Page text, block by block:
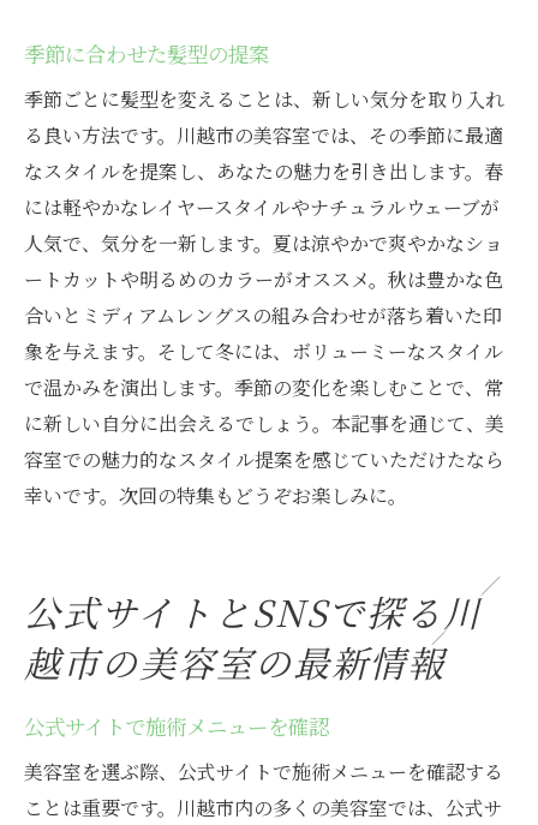
季節に合わせた髪型の提案
季節ごとに髪型を変えることは、新しい気分を取り入れ
る良い方法です。川越市の美容室では、その季節に最適
なスタイルを提案し、あなたの魅力を引き出します。春
には軽やかなレイヤースタイルやナチュラルウェーブが
人気で、気分を一新します。夏は涼やかで爽やかなショ
ートカットや明るめのカラーがオススメ。秋は豊かな色
合いとミディアムレングスの組み合わせが落ち着いた印
象を与えます。そして冬には、ボリューミーなスタイル
で温かみを演出します。季節の変化を楽しむことで、常
に新しい自分に出会えるでしょう。本記事を通じて、美
容室での魅力的なスタイル提案を感じていただけたなら
幸いです。次回の特集もどうぞお楽しみに。
公式サイトとSNSで探る川
越市の美容室の最新情報
公式サイトで施術メニューを確認
美容室を選ぶ際、公式サイトで施術メニューを確認する
ことは重要です。川越市内の多くの美容室では、公式サ